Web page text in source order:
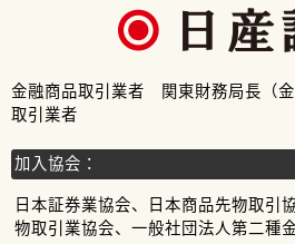
金融商品取引業者 関東財務局長（
取引業者
加入協会：
日本証券業協会、日本商品先物取引
物取引業協会、一般社団法人第二種